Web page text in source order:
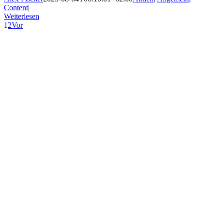
Content|
Weiterlesen
1 2Vor